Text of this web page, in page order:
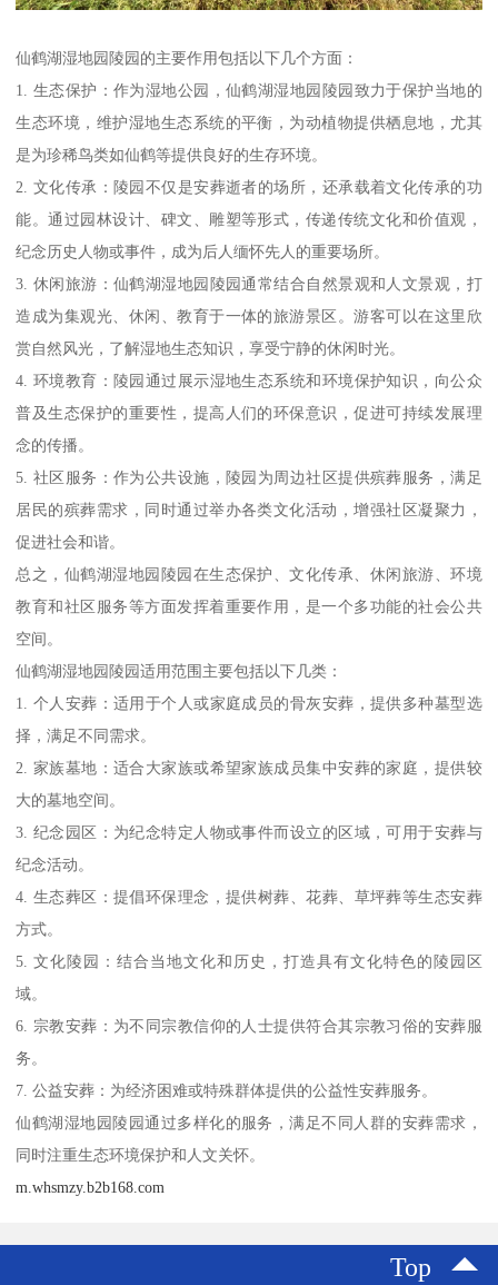
仙鹤湖湿地园陵园的主要作用包括以下几个方面：
1. 生态保护：作为湿地公园，仙鹤湖湿地园陵园致力于保护当地的
生态环境，维护湿地生态系统的平衡，为动植物提供栖息地，尤其
是为珍稀鸟类如仙鹤等提供良好的生存环境。
2. 文化传承：陵园不仅是安葬逝者的场所，还承载着文化传承的功
能。通过园林设计、碑文、雕塑等形式，传递传统文化和价值观，
纪念历史人物或事件，成为后人缅怀先人的重要场所。
3. 休闲旅游：仙鹤湖湿地园陵园通常结合自然景观和人文景观，打
造成为集观光、休闲、教育于一体的旅游景区。游客可以在这里欣
赏自然风光，了解湿地生态知识，享受宁静的休闲时光。
4. 环境教育：陵园通过展示湿地生态系统和环境保护知识，向公众
普及生态保护的重要性，提高人们的环保意识，促进可持续发展理
念的传播。
5. 社区服务：作为公共设施，陵园为周边社区提供殡葬服务，满足
居民的殡葬需求，同时通过举办各类文化活动，增强社区凝聚力，
促进社会和谐。
总之，仙鹤湖湿地园陵园在生态保护、文化传承、休闲旅游、环境
教育和社区服务等方面发挥着重要作用，是一个多功能的社会公共
空间。
仙鹤湖湿地园陵园适用范围主要包括以下几类：
1. 个人安葬：适用于个人或家庭成员的骨灰安葬，提供多种墓型选
择，满足不同需求。
2. 家族墓地：适合大家族或希望家族成员集中安葬的家庭，提供较
大的墓地空间。
3. 纪念园区：为纪念特定人物或事件而设立的区域，可用于安葬与
纪念活动。
4. 生态葬区：提倡环保理念，提供树葬、花葬、草坪葬等生态安葬
方式。
5. 文化陵园：结合当地文化和历史，打造具有文化特色的陵园区
域。
6. 宗教安葬：为不同宗教信仰的人士提供符合其宗教习俗的安葬服
务。
7. 公益安葬：为经济困难或特殊群体提供的公益性安葬服务。
仙鹤湖湿地园陵园通过多样化的服务，满足不同人群的安葬需求，
同时注重生态环境保护和人文关怀。
m.whsmzy.b2b168.com
Top